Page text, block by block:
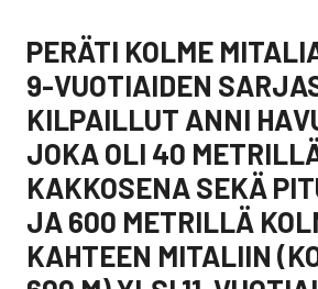
PERÄTI KOLME
9-VUOTIAIDEN
KILPAILLUT ANNI
JOKA OLI 40
KAKKOSENA SEKÄ
JA 600 METRILLÄ
KAHTEEN MITALIIN